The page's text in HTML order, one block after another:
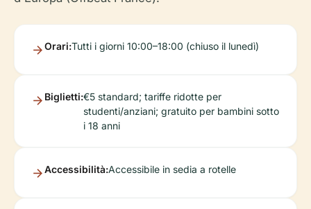
Orari:Tutti i giorni 10:00–18:00 (chiuso il lunedì)
Biglietti:€5 standard; tariffe ridotte per
studenti/anziani; gratuito per bambini sotto
i 18 anni
Accessibilità:Accessibile in sedia a rotelle